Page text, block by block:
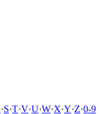
·S·T·V·U·W·X·Y·Z·0-9